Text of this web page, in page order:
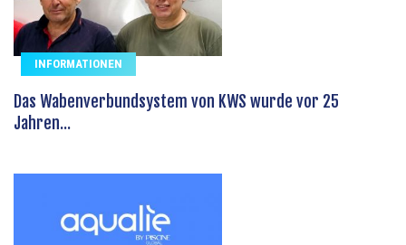
INFORMATIONEN
Das Wabenverbundsystem von KWS wurde vor 25
Jahren...